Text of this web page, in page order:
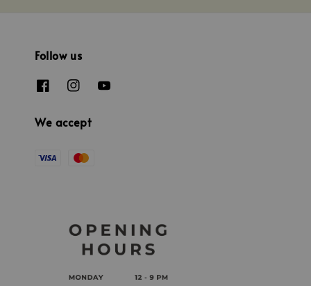
Follow us
We accept